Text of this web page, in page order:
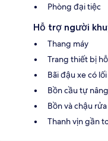
Phòng đại tiệc
Hỗ trợ người
Thang máy
Trang thiết bị
Bãi đậu xe có
Bồn cầu tự nâng
Bồn và chậu
Thanh vịn gần